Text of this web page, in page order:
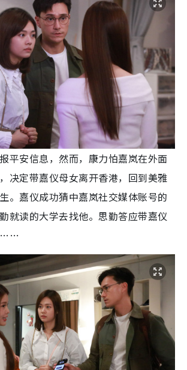
平安信息，然而，康力怕嘉岚在外面
决定带嘉仪母女离开香港，回到美雅
。嘉仪成功猜中嘉岚社交媒体账号的
就读的大学去找他。思勤答应带嘉仪
……